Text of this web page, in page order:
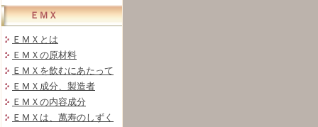
ＥＭＸ
ＥＭＸとは
ＥＭＸの原材料
ＥＭＸを飲むにあたって
ＥＭＸ成分、製造者
ＥＭＸの内容成分
ＥＭＸは、萬寿のしずく